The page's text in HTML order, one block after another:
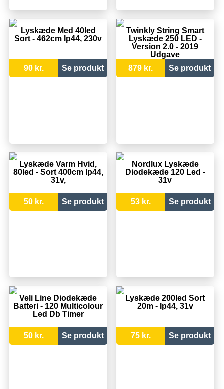
Lyskæde Med 40led
Sort - 462cm Ip44, 230v
90 kr. Se produkt
Twinkly String Smart
Lyskæde 250 LED -
Version 2.0 - 2019
Udgave
879 kr.
Se produkt
Lyskæde Varm Hvid,
80led - Sort 400cm Ip44,
31v,
50 kr. Se produkt
Nordlux Lyskæde
Diodekæde 120 Led -
31v
53 kr. Se produkt
Veli Line Diodekæde
Batteri - 120 Multicolour
Led Db Timer
50 kr. Se produkt
Lyskæde 200led Sort
20m - Ip44, 31v
75 kr. Se produkt